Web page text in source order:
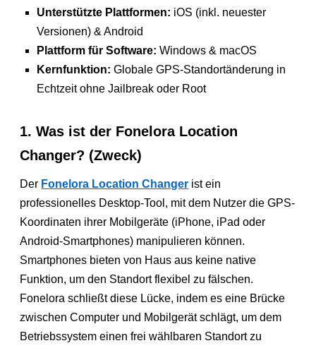
Unterstützte Plattformen: iOS (inkl. neuester
Versionen) & Android
Plattform für Software: Windows & macOS
Kernfunktion: Globale GPS-Standortänderung in
Echtzeit ohne Jailbreak oder Root
1. Was ist der Fonelora Location
Changer? (Zweck)
Der Fonelora Location Changer ist ein
professionelles Desktop-Tool, mit dem Nutzer die GPS-
Koordinaten ihrer Mobilgeräte (iPhone, iPad oder
Android-Smartphones) manipulieren können.
Smartphones bieten von Haus aus keine native
Funktion, um den Standort flexibel zu fälschen.
Fonelora schließt diese Lücke, indem es eine Brücke
zwischen Computer und Mobilgerät schlägt, um dem
Betriebssystem einen frei wählbaren Standort zu